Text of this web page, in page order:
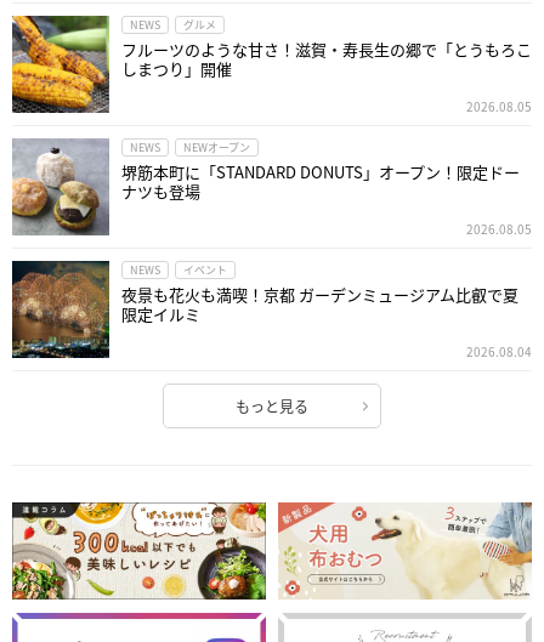
NEWS グルメ
フルーツのような甘さ！滋賀・寿長生の郷で「とうもろこ
しまつり」開催
2026.08.05
NEWS NEWオープン
堺筋本町に「STANDARD DONUTS」オープン！限定ドー
ナツも登場
2026.08.05
NEWS イベント
夜景も花火も満喫！京都 ガーデンミュージアム比叡で夏
限定イルミ
2026.08.04
もっと見る